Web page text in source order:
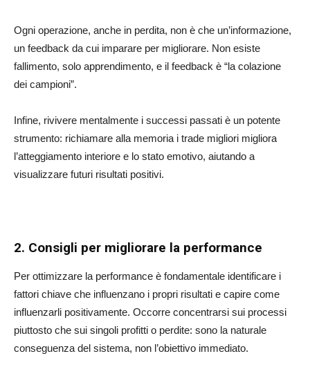
Ogni operazione, anche in perdita, non è che un’informazione,
un feedback da cui imparare per migliorare. Non esiste
fallimento, solo apprendimento, e il feedback è “la colazione
dei campioni”.
Infine, rivivere mentalmente i successi passati è un potente
strumento: richiamare alla memoria i trade migliori migliora
l’atteggiamento interiore e lo stato emotivo, aiutando a
visualizzare futuri risultati positivi.
2. Consigli per migliorare la performance
Per ottimizzare la performance è fondamentale identificare i
fattori chiave che influenzano i propri risultati e capire come
influenzarli positivamente. Occorre concentrarsi sui processi
piuttosto che sui singoli profitti o perdite: sono la naturale
conseguenza del sistema, non l’obiettivo immediato.